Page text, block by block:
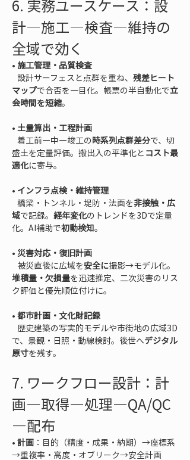
6. 実務ユースケース：設
計—施工—検査—維持の
全域で効く
• 施工管理・品質検査
   設計サーフェスと点群を重ね、
残差ヒート
マップで合否を一目化。帳票の半自動化で立
会時間を短縮
• 土量算出・工程計画
   着工前—中—竣工の
時系列点群差分で、切
盛土を定量評価。搬出入の平準化と コスト最
適化
• インフラ点検・維持管理
   橋梁・トンネル・堤防・法面を
非接触・広
域で記録。 経年変化のトレンドを3Dで定量
化。AI補助で初動検知
• 災害対応・復旧計画
   被災直後に広域を
安全に撮影→モデル化。
堆積量・欠損量を迅速推定、二次災害のリス
• 都市計画・文化財記録
で、景観・日照・動線検討。後世へデジタル
原寸を残す。
7. ワークフロー設計：計
画—取得—処理—QA/QC
—配布
• 計画 ：目的（精度・成果・納期）→座標系
→重複率・高度・オブリーク→安全計画